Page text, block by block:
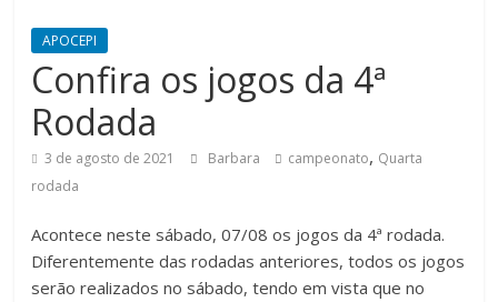
APOCEPI
Confira os jogos da 4ª
Rodada
3 de agosto de 2021 Barbara campeonato, Quarta
rodada
Acontece neste sábado, 07/08 os jogos da 4ª rodada.
Diferentemente das rodadas anteriores, todos os jogos
serão realizados no sábado, tendo em vista que no